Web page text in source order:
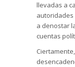
llevadas a
autoridades
a denostar
cuentas